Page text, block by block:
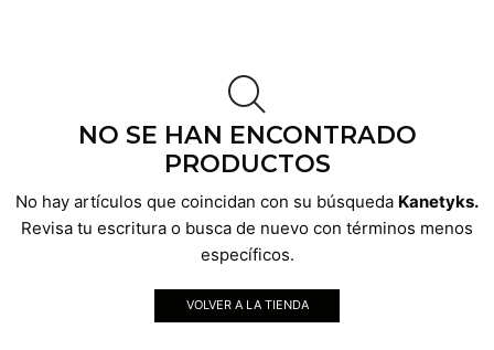
NO SE HAN ENCONTRADO
PRODUCTOS
No hay artículos que coincidan con su búsqueda Kanetyks.
Revisa tu escritura o busca de nuevo con términos menos
específicos.
VOLVER A LA TIENDA